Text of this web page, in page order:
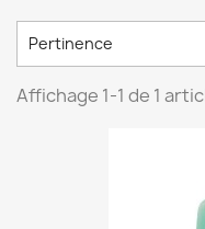
Pertinence
Affichage 1-1 de 1